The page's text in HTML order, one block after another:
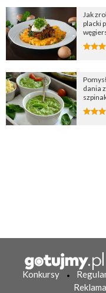
Jak
placki
dania
Konkursy
Reklama